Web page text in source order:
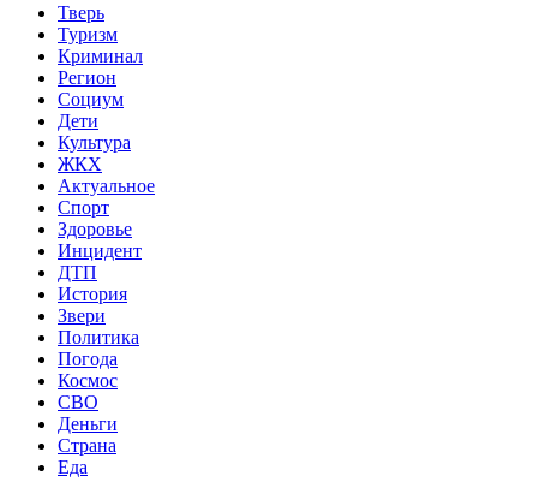
Тверь
Туризм
Криминал
Регион
Социум
Дети
Культура
ЖКХ
Актуальное
Спорт
Здоровье
Инцидент
ДТП
История
Звери
Политика
Погода
Космос
СВО
Деньги
Страна
Еда